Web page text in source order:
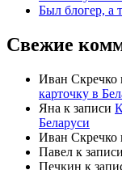
Был блогер, а
Свежие
Иван Скречко
карточку в
Яна к записи
Беларуси
Иван Скречко
Павел к записи
Печкин к